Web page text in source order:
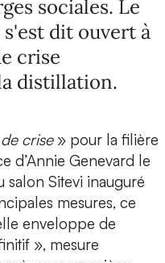
sociales. Le
dit ouvert à
crise
distillation.
crise» pour la filière
d’Annie Genevard le
salon Sitevi inauguré
mesures, ce
enveloppe de
», mesure